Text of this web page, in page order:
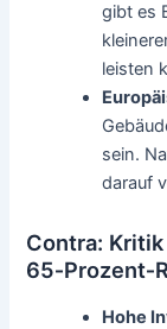
gibt es
leisten
sein.
darauf
Contra:
Hohe